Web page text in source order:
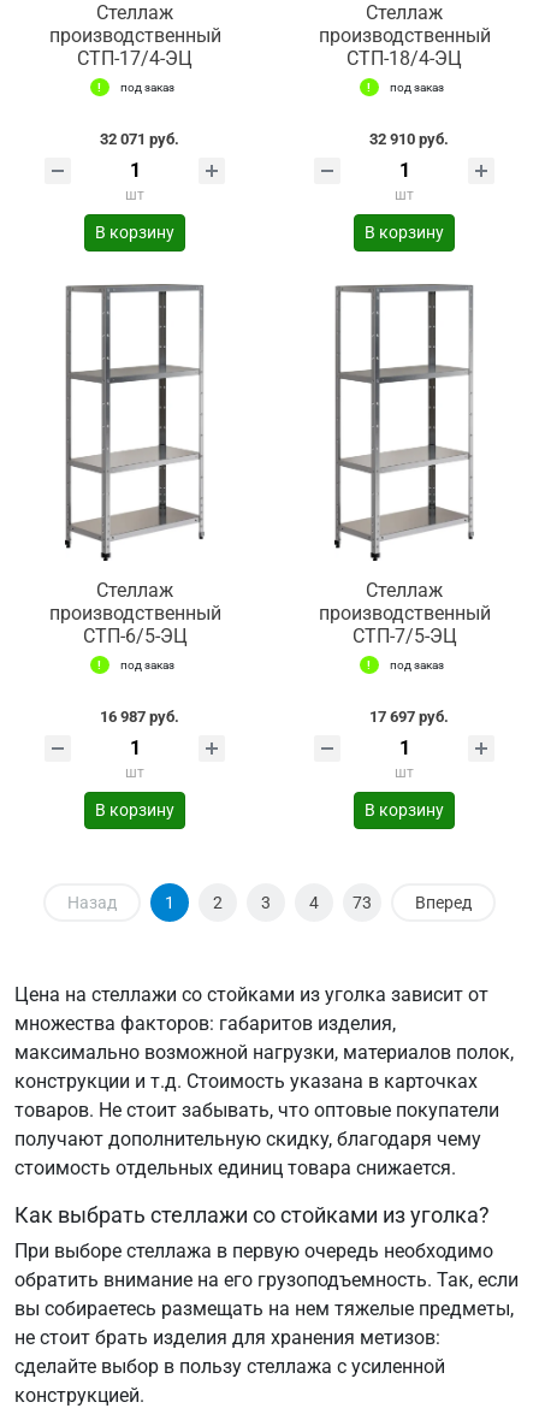
Стеллаж
производственный
СТП-17/4-ЭЦ
под заказ
32 071 руб.
шт
В корзину
Стеллаж
производственный
СТП-18/4-ЭЦ
под заказ
32 910 руб.
шт
В корзину
Стеллаж
производственный
СТП-6/5-ЭЦ
под заказ
16 987 руб.
шт
В корзину
Стеллаж
производственный
СТП-7/5-ЭЦ
под заказ
17 697 руб.
шт
В корзину
Назад 1 2 3 4 73 Вперед
Цена на стеллажи со стойками из уголка зависит от
множества факторов: габаритов изделия,
максимально возможной нагрузки, материалов полок,
конструкции и т.д. Стоимость указана в карточках
товаров. Не стоит забывать, что оптовые покупатели
получают дополнительную скидку, благодаря чему
стоимость отдельных единиц товара снижается.
Как выбрать стеллажи со стойками из уголка?
При выборе стеллажа в первую очередь необходимо
обратить внимание на его грузоподъемность. Так, если
вы собираетесь размещать на нем тяжелые предметы,
не стоит брать изделия для хранения метизов:
сделайте выбор в пользу стеллажа с усиленной
конструкцией.